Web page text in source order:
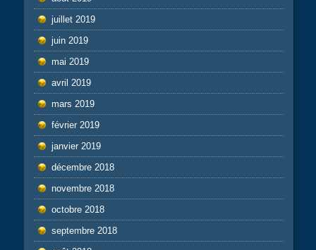
juillet 2019
juin 2019
mai 2019
avril 2019
mars 2019
février 2019
janvier 2019
décembre 2018
novembre 2018
octobre 2018
septembre 2018